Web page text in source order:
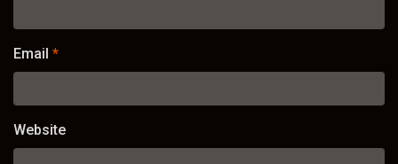
Email *
Website